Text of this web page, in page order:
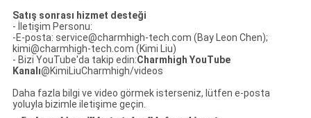
KALITE
KONTROLÜ
BIZE
ULAŞIN
Satış sonrası hizmet desteği
- İletişim Personu:
-E-posta: service@charmhigh-tech.com (Bay Leon Chen);
kimi@charmhigh-tech.com (Kimi Liu)
- Bizi YouTube'da takip edin:Charmhigh YouTube
Kanalı@KimiLiuCharmhigh/videos
Daha fazla bilgi ve video görmek isterseniz, lütfen e-posta
yoluyla bizimle iletişime geçin.